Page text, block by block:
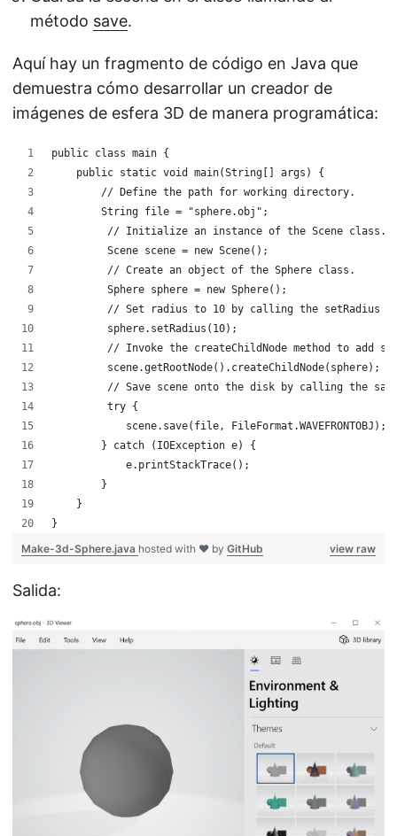
método save.
Aquí hay un fragmento de código en Java que
demuestra cómo desarrollar un creador de
imágenes de esfera 3D de manera programática:
public class main {
    public static void main(String[] args) {
        // Define the path for working directory.
        String file = "sphere.obj";
         // Initialize an instance of the Scene class.
         Scene scene = new Scene();
         // Create an object of the Sphere class.
         Sphere sphere = new Sphere();
// Set radius to 10 by calling the setRadius
         sphere.setRadius(10);
// Invoke the createChildNode method to add
         scene.getRootNode().createChildNode(sphere);
// Save scene onto the disk by calling the
         try {
            scene.save(file, FileFormat.WAVEFRONTOBJ);
        } catch (IOException e) {
            e.printStackTrace();
        }
    }
}
view raw
Make-3d-Sphere.java hosted with ❤ by GitHub
Salida: